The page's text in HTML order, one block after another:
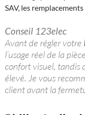
SAV, les
Conseil 123elec
Avant de régler votre
l’usage réel de la
confort visuel, tandis
élevé. Je vous
client avant la